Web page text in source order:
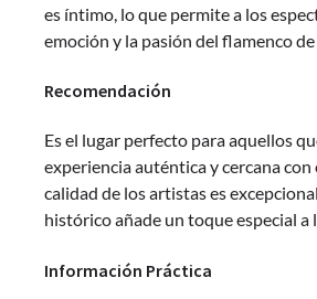
es íntimo, lo que permite a los
emoción y la pasión del flamenco de
Recomendación
Es el lugar perfecto para aquellos
experiencia auténtica y cercana con
calidad de los artistas es
histórico añade un toque especial a
Información Práctica